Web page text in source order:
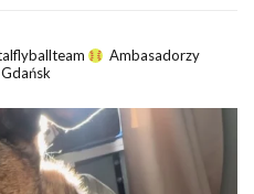
Ambasadorzy
Gdańsk